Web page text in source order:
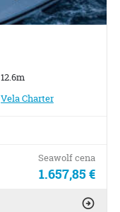
12.6m
Vela Charter
Seawolf cena
1.657,85 €